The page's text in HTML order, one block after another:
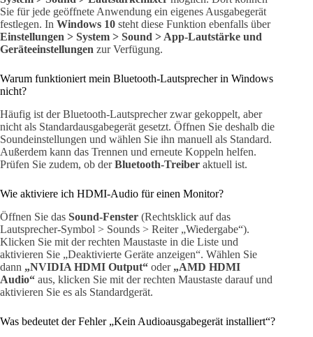
Sie für jede geöffnete Anwendung ein eigenes Ausgabegerät
festlegen. In Windows 10 steht diese Funktion ebenfalls über
Einstellungen > System > Sound > App-Lautstärke und
Geräteeinstellungen zur Verfügung.
Warum funktioniert mein Bluetooth-Lautsprecher in Windows
nicht?
Häufig ist der Bluetooth-Lautsprecher zwar gekoppelt, aber
nicht als Standardausgabegerät gesetzt. Öffnen Sie deshalb die
Soundeinstellungen und wählen Sie ihn manuell als Standard.
Außerdem kann das Trennen und erneute Koppeln helfen.
Prüfen Sie zudem, ob derBluetooth-Treiber aktuell ist.
Wie aktiviere ich HDMI-Audio für einen Monitor?
Öffnen Sie das Sound-Fenster (Rechtsklick auf das
Lautsprecher-Symbol > Sounds > Reiter „Wiedergabe“).
Klicken Sie mit der rechten Maustaste in die Liste und
aktivieren Sie „Deaktivierte Geräte anzeigen“. Wählen Sie
dann „NVIDIA HDMI Output“ oder „AMD HDMI
Audio“ aus, klicken Sie mit der rechten Maustaste darauf und
aktivieren Sie es als Standardgerät.
Was bedeutet der Fehler „Kein Audioausgabegerät installiert“?